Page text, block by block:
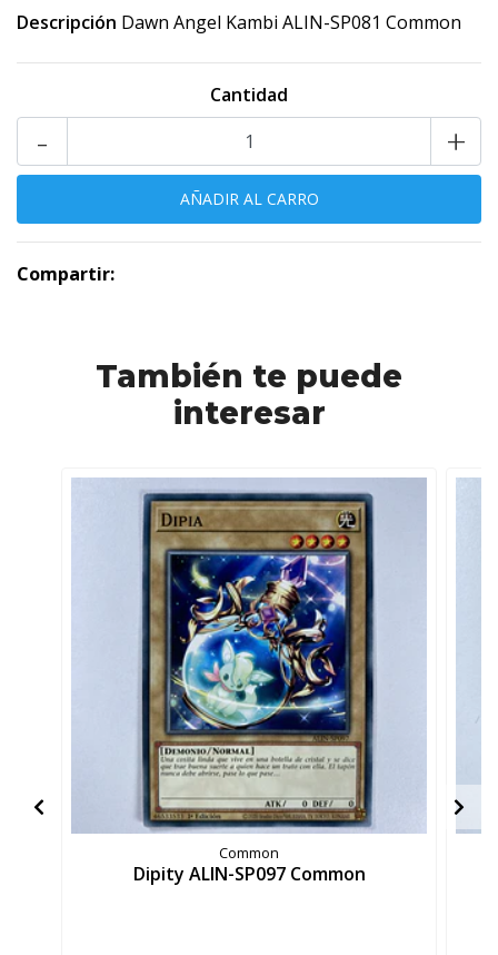
Descripción Dawn Angel Kambi ALIN-SP081 Common
Cantidad
+
-
Compartir:
También te puede
interesar
Common
Dipity ALIN-SP097 Common